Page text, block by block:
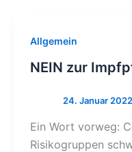
Allgemein
NEIN zur
Ein Wort vorweg:
Risikogruppen